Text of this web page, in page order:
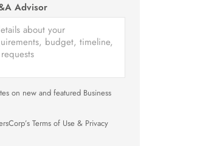
Advisor
on new and featured Business
Terms of Use & Privacy